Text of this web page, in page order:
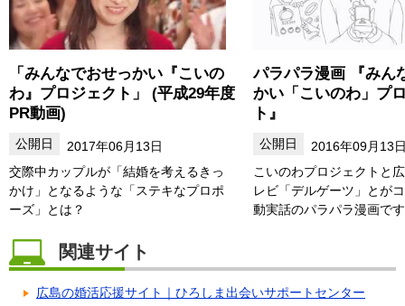
「みんなでおせっかい『こいの
わ』プロジェクト」 (平成29年度
PR動画)
2017年06月13日
交際中カップルが「結婚を考えるきっ
かけ」となるような「ステキなプロポ
ーズ」とは？
パラパラ漫画 『みん
かい「こいのわ」プ
ト』
2016年09月13
こいのわプロジェクトと
レビ「デルゲーツ」とが
動実話のパラパラ漫画で
関連サイト
広島の婚活応援サイト｜ひろしま出会いサポートセンター